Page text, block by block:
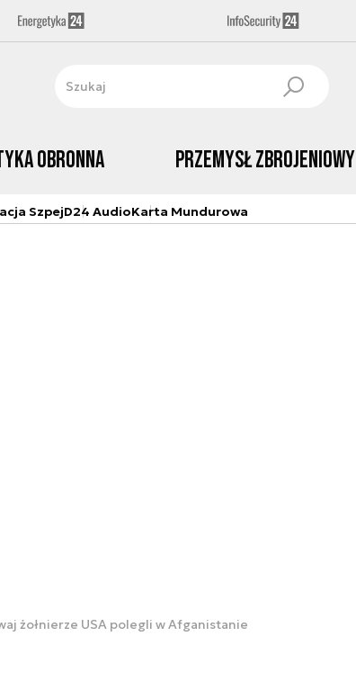
obronna Przemysł Zbrojeniowy
SzpejD24 AudioKarta Mundurowa
żołnierze USA polegli w Afganistanie